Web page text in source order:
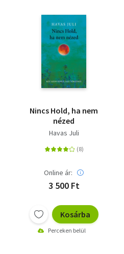
Nincs Hold, ha nem
nézed
Havas Juli
Online ár:
3 500 Ft
Kosárba
Perceken belül